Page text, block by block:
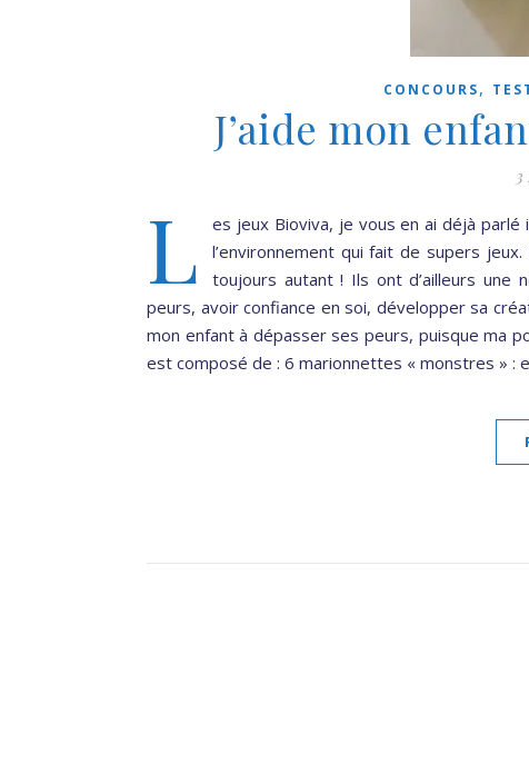
CONCOURS,
J’aide mon
3
L
es jeux Bioviva, je vous en ai déjà
l’environnement qui fait de supers
toujours autant ! Ils ont d’ailleurs une
peurs, avoir confiance en soi, développer sa
mon enfant à dépasser ses peurs, puisque ma
est composé de : 6 marionnettes « monstres » :